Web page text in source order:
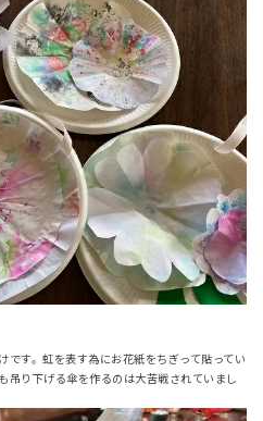
です。虹を表す為にお花紙をちぎって貼ってい
吊り下げる傘を作るのは大苦戦されていまし